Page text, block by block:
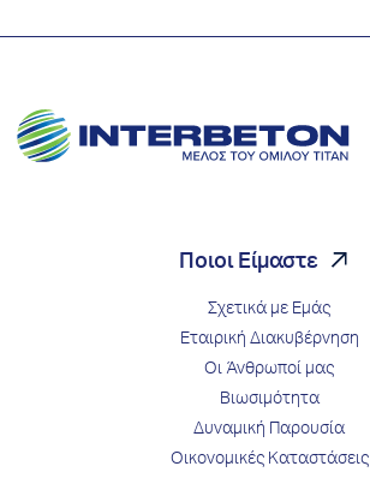
Ποιοι Είμαστε
Σχετικά με Εμάς
Εταιρική Διακυβέρνηση
Οι Άνθρωποί μας
Βιωσιμότητα
Δυναμική Παρουσία
Οικονομικές Καταστάσεις